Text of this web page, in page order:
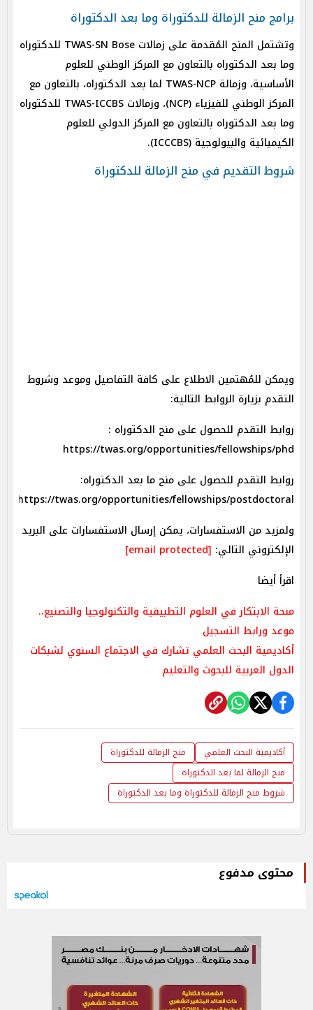
برامج منح الزمالة للدكتوراة وما بعد الدكتوراة
وتشتمل المنح المُقدمة على زمالات TWAS-SN Bose للدكتوراه
وما بعد الدكتوراه بالتعاون مع المركز الوطني للعلوم
الأساسية، وزمالة TWAS-NCP لما بعد الدكتوراه، بالتعاون مع
المركز الوطني للفيزياء (NCP)، وزمالات TWAS-ICCBS للدكتوراه
وما بعد الدكتوراه بالتعاون مع المركز الدولي للعلوم
الكيميائية والبيولوجية (ICCCBS).
شروط التقديم في منح الزمالة للدكتوراة
ويمكن للمُهتمين الاطلاع على كافة التفاصيل وموعد وشروط
التقدم بزيارة الروابط التالية:
روابط التقدم للحصول على منح الدكتوراه :
https://twas.org/opportunities/fellowships/phd
روابط التقدم للحصول على منح ما بعد الدكتوراه:
https://twas.org/opportunities/fellowships/postdoctoral
ولمزيد من الاستفسارات، يمكن إرسال الاستفسارات على البريد
الإلكتروني التالي: [email protected]
اقرأ أيضا
منحة الابتكار في العلوم التطبيقية والتكنولوجيا والتصنيع..
موعد ورابط التسجيل
أكاديمية البحث العلمي تشارك في الاجتماع السنوي لشبكات
الدول العربية للبحوث والتعليم
أكاديمية البحث العلمي
منح الزمالة للدكتوراة
منح الزمالة لما بعد الدكتوراة
شروط منح الزمالة للدكتوراة وما بعد الدكتوراة
محتوى مدفوع